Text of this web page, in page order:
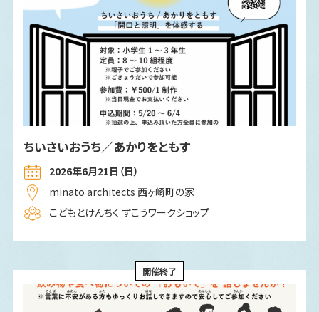
ちいさいおうち／あかりをともす
2026年6月21日（日）
minato architects 西ヶ崎町の家
こどもとけんちく ずこうワークショップ
開催終了